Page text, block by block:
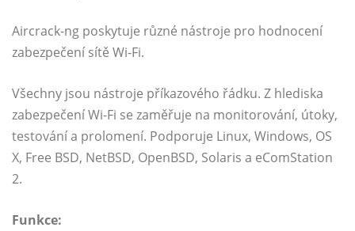
Aircrack-ng poskytuje různé nástroje pro hodnocení
zabezpečení sítě Wi-Fi.
Všechny jsou nástroje příkazového řádku. Z hlediska
zabezpečení Wi-Fi se zaměřuje na monitorování, útoky,
testování a prolomení. Podporuje Linux, Windows, OS
X, Free BSD, NetBSD, OpenBSD, Solaris a eComStation
2.
Funkce: